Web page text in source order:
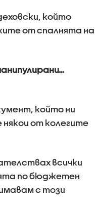
който
от спалнята на
който ни
от колегите
всички
по бюджетен
с този